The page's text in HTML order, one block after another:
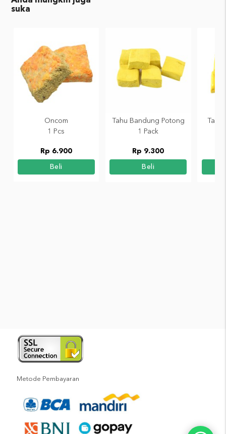
suka
Oncom
1 Pcs
Rp 6.900
Beli
Tahu Bandung Potong
1 Pack
Rp 9.300
Beli
Metode Pembayaran